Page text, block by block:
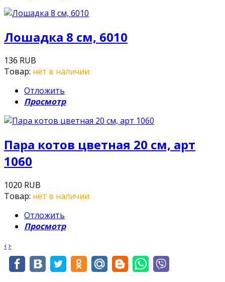
Лошадка 8 см, 6010
136 RUB
Товар: нет в наличии
Отложить
Просмотр
Пара котов цветная 20 см, арт
1060
1020 RUB
Товар: нет в наличии
Отложить
Просмотр
‹›